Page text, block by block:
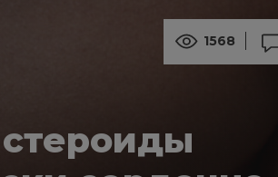
1568